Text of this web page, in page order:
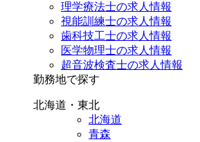
理学療法士の求人情報
視能訓練士の求人情報
歯科技工士の求人情報
医学物理士の求人情報
超音波検査士の求人情報
勤務地で探す
北海道・東北
北海道
青森